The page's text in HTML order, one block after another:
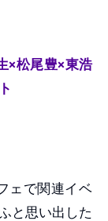
×松尾豊×東浩
ェで関連イベ
と思い出した